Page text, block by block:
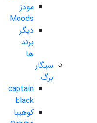
مودز
Moods
دیگر
برند
ها
سیگار
برگ
captain
black
کوهیبا